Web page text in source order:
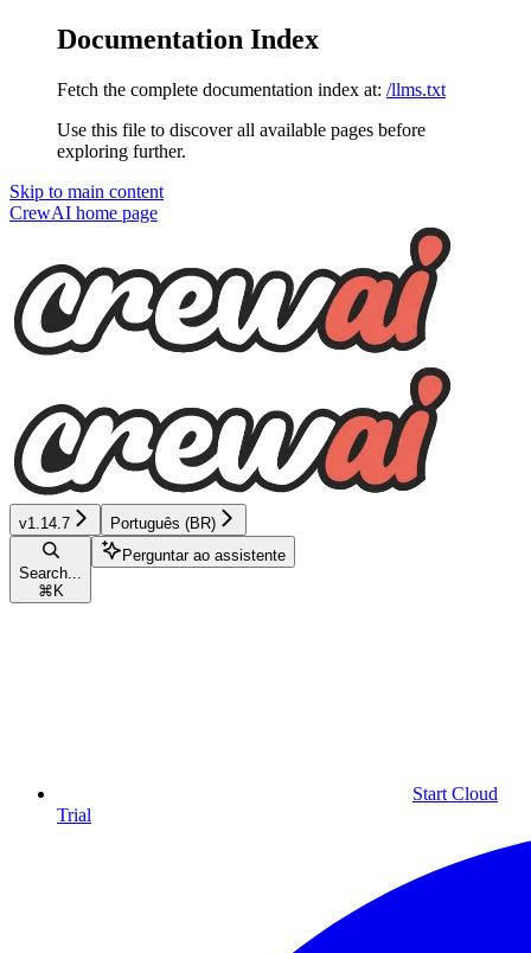
Documentation Index
Fetch the complete documentation index at: /llms.txt
Use this file to discover all available pages before
exploring further.
Skip to main content
CrewAI home page
v1.14.7 Português (BR)
Search...
⌘ K
Perguntar ao assistente
Start Cloud
Trial